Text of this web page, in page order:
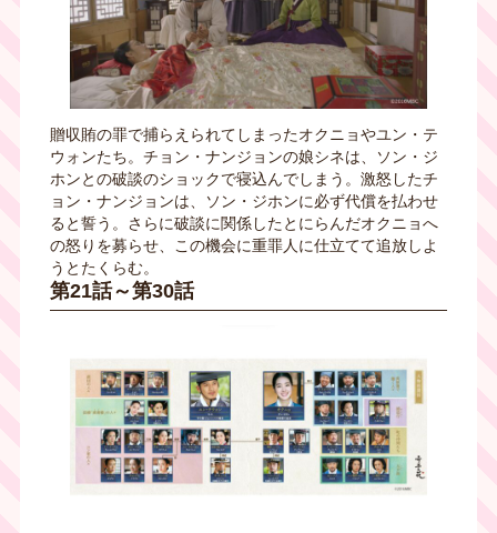
贈収賄の罪で捕らえられてしまったオクニョやユン・テ
ウォンたち。チョン・ナンジョンの娘シネは、ソン・ジ
ホンとの破談のショックで寝込んでしまう。激怒したチ
ョン・ナンジョンは、ソン・ジホンに必ず代償を払わせ
ると誓う。さらに破談に関係したとにらんだオクニョへ
の怒りを募らせ、この機会に重罪人に仕立てて追放しよ
うとたくらむ。
第21話～第30話